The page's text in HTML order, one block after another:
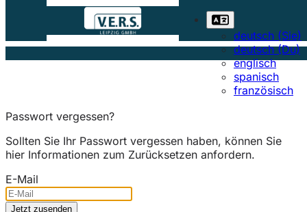
deutsch (Sie)
deutsch (Du)
englisch
spanisch
französisch
Passwort vergessen?
Sollten Sie Ihr Passwort vergessen haben, können Sie
hier Informationen zum Zurücksetzen anfordern.
E-Mail